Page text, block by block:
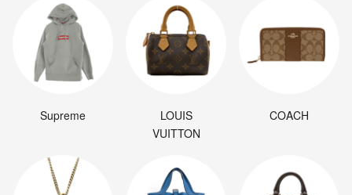
Supreme
LOUIS
VUITTON
COACH